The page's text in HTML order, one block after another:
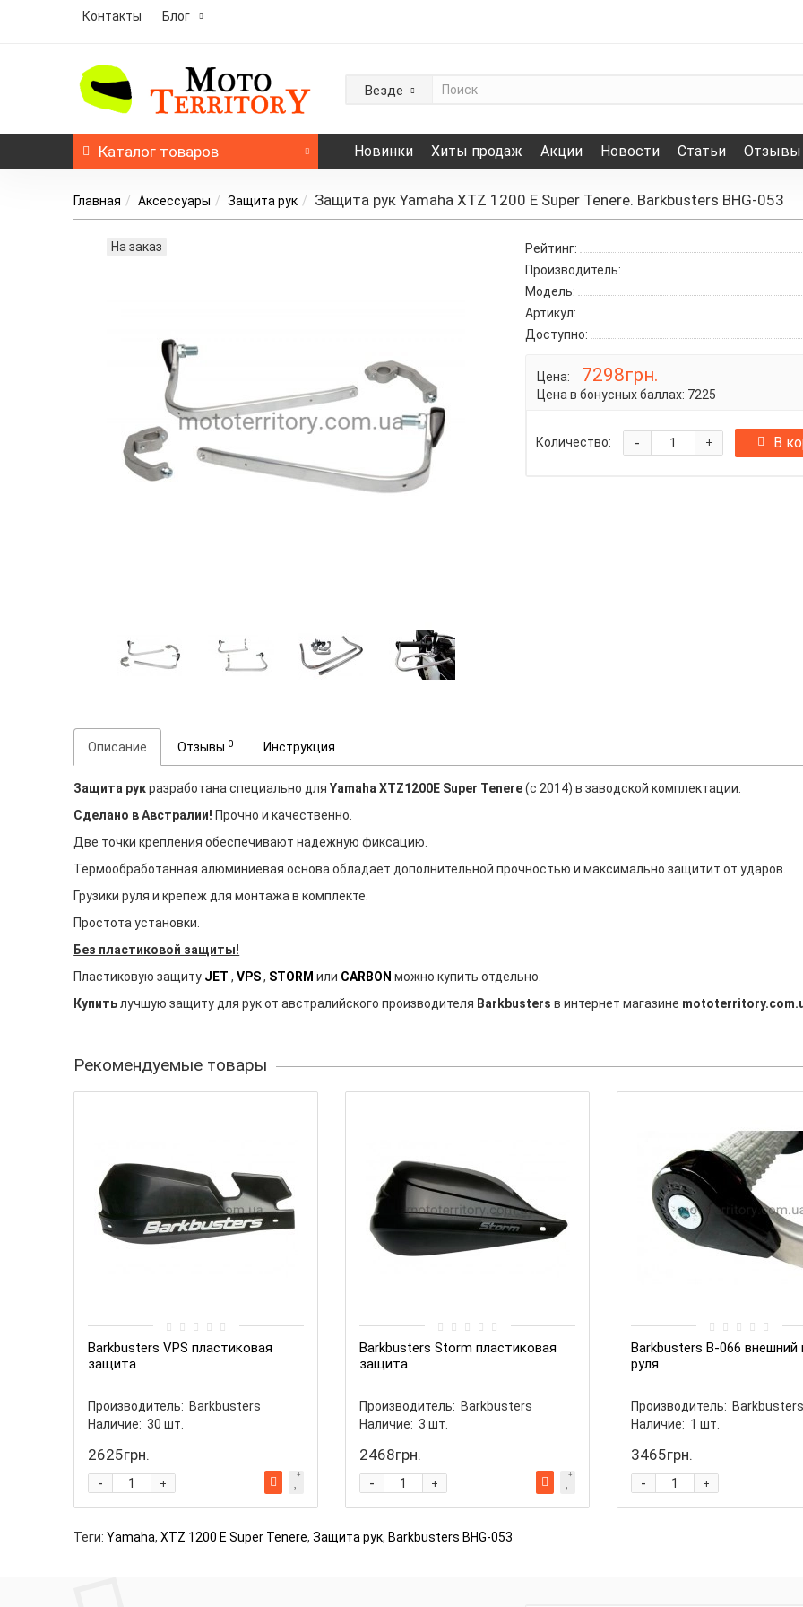
Контакты Блог
Везде
Каталог товаров Новинки Хиты продаж Акции Новости Статьи Отзывы
Главная Аксессуары Защита рук Защита рук Yamaha XTZ 1200 E Super Tenere. Barkbusters BHG-053
На заказ Рейтинг:
Производитель:
Модель:
Артикул:
Доступно:
Цена: 7298грн.
Цена в бонусных баллах: 7225
Количество: +
- В
Описание Отзывы 0 Инструкция
Защита рукразработана специально дляYamaha XTZ1200E Super Tenere(с 2014) в заводской комплектации.
Сделано в Австралии! Прочно и качественно.
Две точки крепления обеспечивают надежную фиксацию.
Термообработанная алюминиевая основа обладает дополнительной прочностью и максимально защитит от ударов.
Грузики руля и крепеж для монтажа в комплекте.
Простота установки.
Без пластиковой защиты!
Пластиковую защиту JET ,VPS, STORM или CARBON можно купить отдельно.
Купитьлучшую защиту для рук от австралийского производителя Barkbusters в интернет магазине
Рекомендуемые товары
Barkbusters VPS пластиковая
защита
Производитель: Barkbusters
Наличие: 30 шт.
2625грн.
+
-
Barkbusters Storm пластиковая
защита
Производитель: Barkbusters
Наличие: 3 шт.
2468грн.
+
-
Barkbusters B-066 внешний
руля
Производитель: Barkbusters
Наличие: 1 шт.
3465грн.
+
-
Теги:Yamaha,XTZ 1200 E Super Tenere,Защита рук, Barkbusters BHG-053